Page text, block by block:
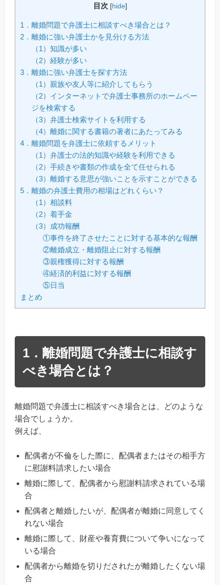
目次 [hide]
1．離婚問題で弁護士に相談すべき場合とは？
2．離婚に強い弁護士かを見分ける方法
（1）知識が多い
（2）経験が多い
3．離婚に強い弁護士を探す方法
（1）親族や友人等に紹介してもらう
（2）インターネットで弁護士事務所のホームペー
ジを検索する
（3）弁護士検索サイトを利用する
（4）離婚に関する書籍の著者にあたってみる
4．離婚問題を弁護士に依頼するメリット
（1）弁護士の法的知識や経験を利用できる
（2）手続きや書類の作成を全て任せられる
（3）離婚する意思が強いことを示すことができる
5．離婚の弁護士費用の相場はどれくらい？
（1）相談料
（2）着手金
（3）成功報酬
①事件を終了させたことに対する基本的な報酬
②離婚成立・離婚阻止に対する報酬
③親権獲得に対する報酬
④経済的利益に対する報酬
⑤日当
まとめ
1．離婚問題で弁護士に相談す
べき場合とは？
離婚問題で弁護士に相談すべき場合とは、どのような
場合でしょうか。
例えば、
配偶者が不倫をした際に、配偶者またはその相手方
に慰謝料請求したい場合
離婚に際して、配偶者から慰謝料請求されている場
合
配偶者と離婚したいが、配偶者が離婚に同意してく
れない場合
離婚に際して、財産や養育費について争いになって
いる場合
配偶者から離婚を切りだされたが離婚したくない場
合